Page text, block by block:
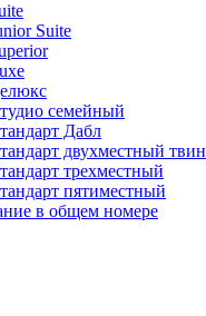
Suite
семейный
Дабл
двухместный твин
трехместный
пятиместный
в общем номере